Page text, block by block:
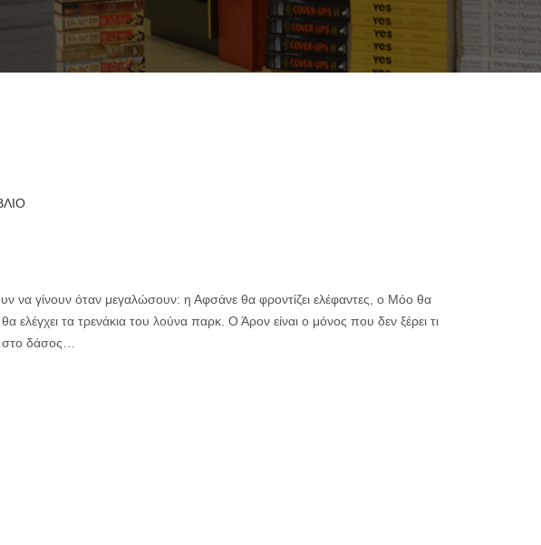
να γίνουν όταν μεγαλώσουν: η Αφσάνε θα φροντίζει ελέφαντες, ο Μόο θα
ελέγχει τα τρενάκια του λούνα παρκ. Ο Άρον είναι ο μόνος που δεν ξέρει τι
στο δάσος…